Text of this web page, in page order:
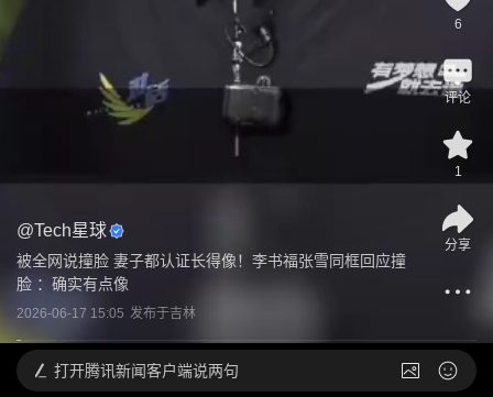
@Tech星球
被全网说撞脸 妻子都认证长得像！李书福张雪同框回应撞
脸 ：确实有点像
2026-06-17 15:05 发布于吉林
6
评论
1
分享
打开腾讯新闻客户端说两句